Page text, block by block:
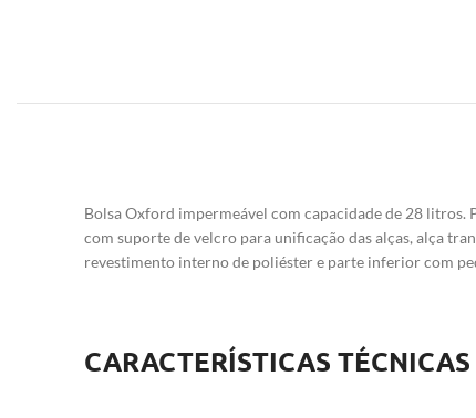
Bolsa Oxford impermeável com capacidade de 28
com suporte de velcro para unificação das alças, alça
revestimento interno de poliéster e parte inferior com
CARACTERÍSTICAS TÉCNICAS